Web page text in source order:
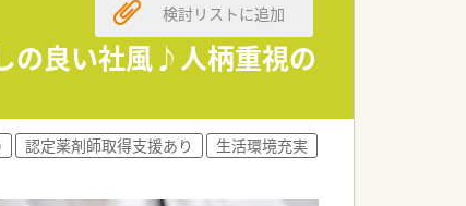
の良い社風♪人柄重視の
検討リストに追加
認定薬剤師取得支援あり
生活環境充実